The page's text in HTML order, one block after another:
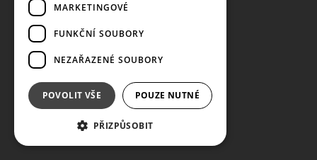
MARKETINGOVÉ
FUNKČNÍ SOUBORY
NEZAŘAZENÉ SOUBORY
POVOLIT VŠE POUZE NUTNÉ
PŘIZPŮSOBIT